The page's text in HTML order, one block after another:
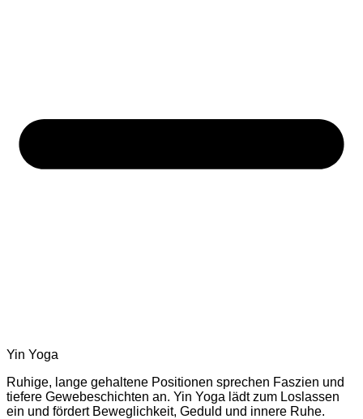
Yin Yoga
Ruhige, lange gehaltene Positionen sprechen Faszien und
tiefere Gewebeschichten an. Yin Yoga lädt zum Loslassen
ein und fördert Beweglichkeit, Geduld und innere Ruhe.